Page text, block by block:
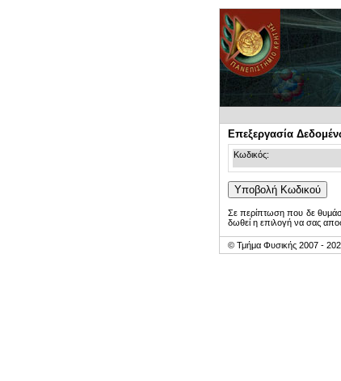
Επεξεργασία
Κωδικός:
Σε περίπτωση που δε
δωθεί η επιλογή να σας
© Τμήμα Φυσικής 2007 -